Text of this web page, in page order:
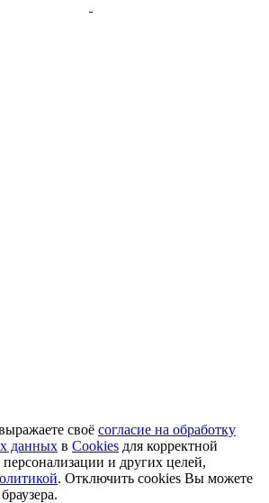
своё согласие на обработку
данных в Cookies для корректной
и других целей,
. Отключить cookies Вы можете